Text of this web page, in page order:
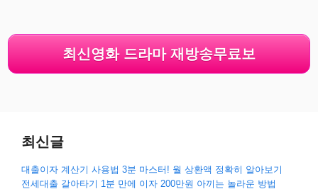
최신영화 드라마 재방송무료보
최신글
대출이자 계산기 사용법 3분 마스터! 월 상환액 정확히 알아보기
전세대출 갈아타기 1분 만에 이자 200만원 아끼는 놀라운 방법